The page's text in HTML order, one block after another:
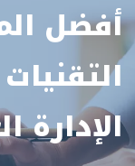
أفضل
الإدارة